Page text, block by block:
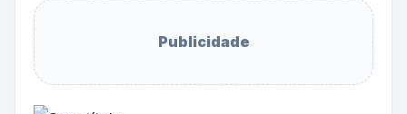
Publicidade